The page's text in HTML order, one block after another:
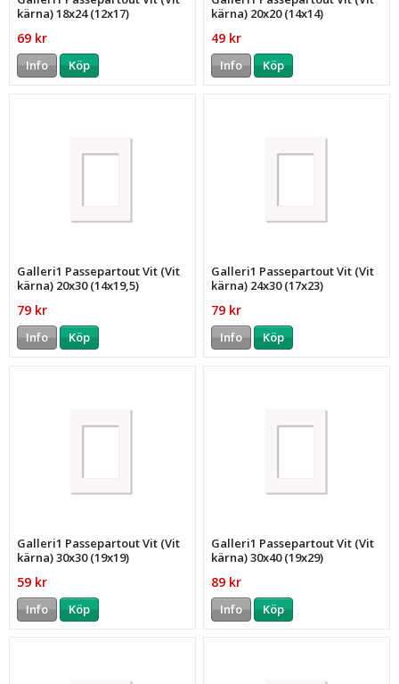
kärna) 18x24 (12x17)
69 kr
Info Köp
kärna) 20x20 (14x14)
49 kr
Info Köp
Galleri1 Passepartout Vit (Vit
kärna) 20x30 (14x19,5)
79 kr
Info Köp
Galleri1 Passepartout Vit (Vit
kärna) 24x30 (17x23)
79 kr
Info Köp
Galleri1 Passepartout Vit (Vit
kärna) 30x30 (19x19)
59 kr
Info Köp
Galleri1 Passepartout Vit (Vit
kärna) 30x40 (19x29)
89 kr
Info Köp